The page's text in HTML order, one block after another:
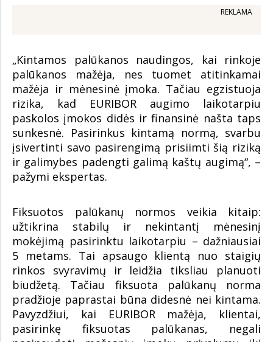
REKLAMA
„Kintamos palūkanos naudingos, kai rinkoje
palūkanos mažėja, nes tuomet atitinkamai
mažėja ir mėnesinė įmoka. Tačiau egzistuoja
rizika, kad EURIBOR augimo laikotarpiu
paskolos įmokos didės ir finansinė našta taps
sunkesnė. Pasirinkus kintamą normą, svarbu
įsivertinti savo pasirengimą prisiimti šią riziką
ir galimybes padengti galimą kaštų augimą“, –
pažymi ekspertas.
Fiksuotos palūkanų normos veikia kitaip:
užtikrina stabilų ir nekintantį mėnesinį
mokėjimą pasirinktu laikotarpiu – dažniausiai
5 metams. Tai apsaugo klientą nuo staigių
rinkos svyravimų ir leidžia tiksliau planuoti
biudžetą. Tačiau fiksuota palūkanų norma
pradžioje paprastai būna didesnė nei kintama.
Pavyzdžiui, kai EURIBOR mažėja, klientai,
pasirinkę fiksuotas palūkanas, negali